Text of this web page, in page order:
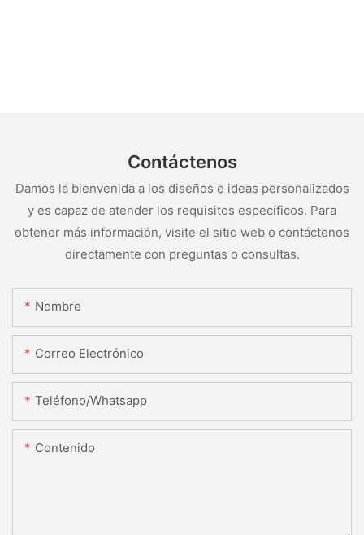
Contáctenos
Damos la bienvenida a los diseños e ideas personalizados
y es capaz de atender los requisitos específicos. Para
obtener más información, visite el sitio web o contáctenos
directamente con preguntas o consultas.
Nombre
Correo Electrónico
Teléfono/whatsapp
Contenido